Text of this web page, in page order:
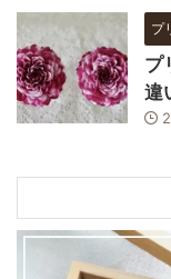
プ
プ
違